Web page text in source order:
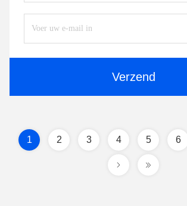
Verzend
1 2 3 4 5 6